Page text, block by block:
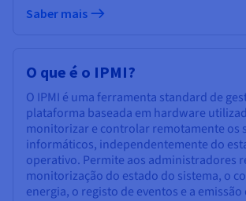
Saber mais
O que é o IPMI?
O IPMI é uma ferramenta standard de
plataforma baseada em hardware
monitorizar e controlar remotamente os
informáticos, independentemente do
operativo. Permite aos administradores
monitorização do estado do sistema, o
energia, o registo de eventos e a emissão